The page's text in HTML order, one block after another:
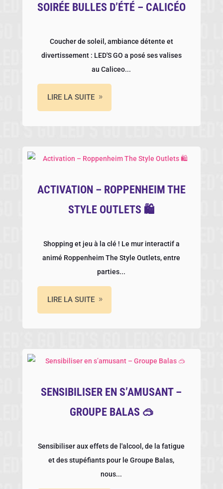
SOIRÉE BULLES D’ÉTÉ – CALICÉO
Coucher de soleil, ambiance détente et
divertissement : LED'S GO a posé ses valises
au Caliceo...
LIRE LA SUITE
ACTIVATION – ROPPENHEIM THE
STYLE OUTLETS 🛍️
Shopping et jeu à la clé ! Le mur interactif a
animé Roppenheim The Style Outlets, entre
parties...
LIRE LA SUITE
SENSIBILISER EN S’AMUSANT –
GROUPE BALAS 🥽
Sensibiliser aux effets de l'alcool, de la fatigue
et des stupéfiants pour le Groupe Balas,
nous...